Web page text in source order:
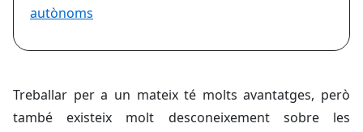
autònoms
Treballar per a un mateix té molts avantatges, però
també existeix molt desconeixement sobre les